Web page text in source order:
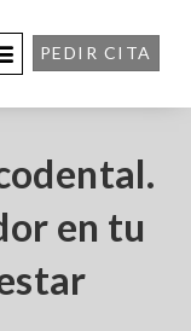
PEDIR CITA
en tu